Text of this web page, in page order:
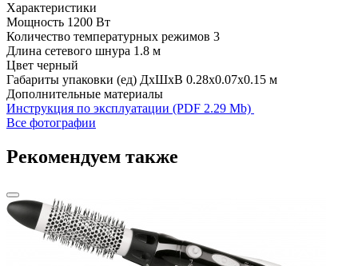
Характеристики
Мощность 1200 Вт
Количество температурных режимов 3
Длина сетевого шнура 1.8 м
Цвет черный
Габариты упаковки (ед) ДхШхВ 0.28x0.07x0.15 м
Дополнительные материалы
Инструкция по эксплуатации (PDF 2.29 Mb)
Все фотографии
Рекомендуем также